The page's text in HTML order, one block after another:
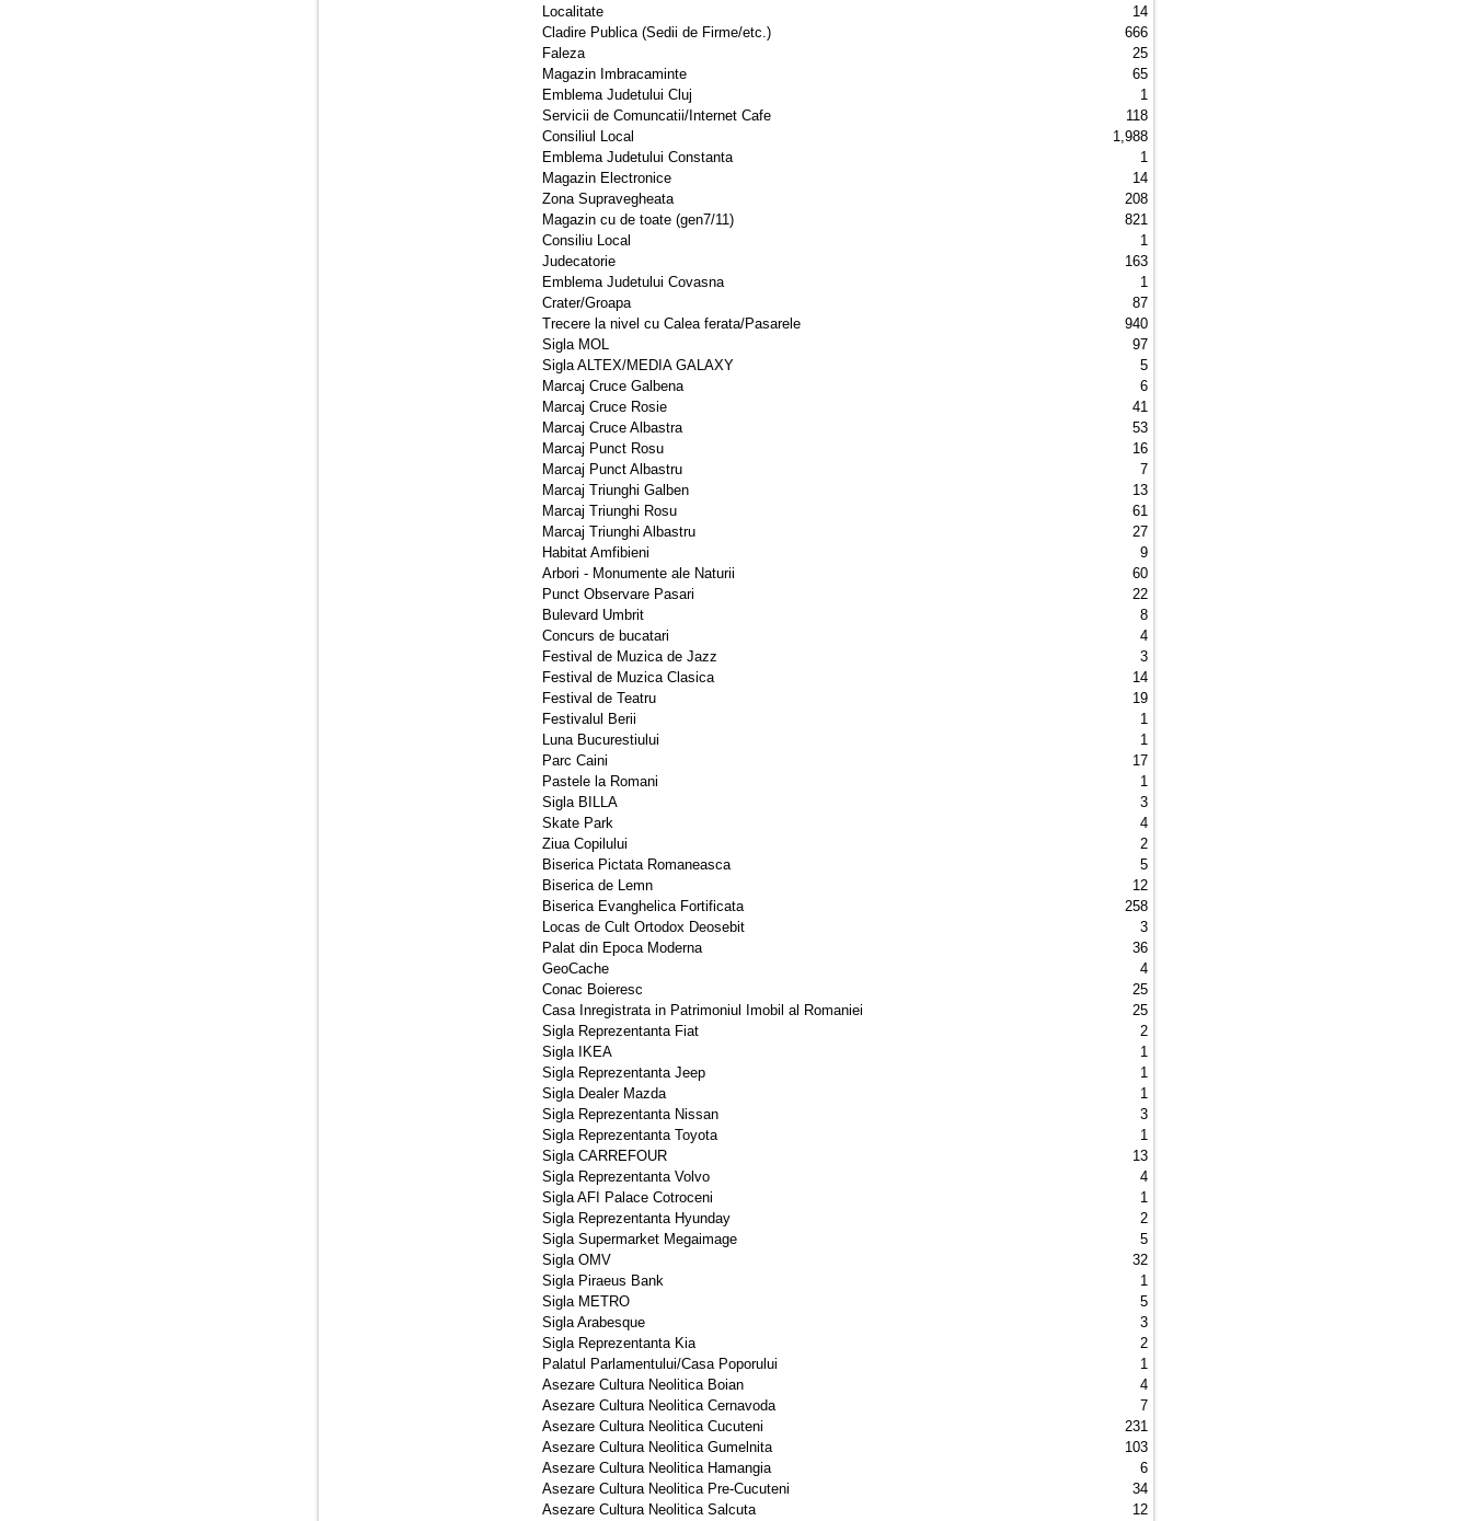
Localitate
14
Cladire Publica (Sedii de Firme/etc.)
666
Faleza
25
Magazin Imbracaminte
65
Emblema Judetului Cluj
1
Servicii de Comuncatii/Internet Cafe
118
Consiliul Local
1,988
Emblema Judetului Constanta
1
Magazin Electronice
14
Zona Supravegheata
208
Magazin cu de toate (gen7/11)
821
Consiliu Local
1
Judecatorie
163
Emblema Judetului Covasna
1
Crater/Groapa
87
Trecere la nivel cu Calea ferata/Pasarele
940
Sigla MOL
97
Sigla ALTEX/MEDIA GALAXY
5
Marcaj Cruce Galbena
6
Marcaj Cruce Rosie
41
Marcaj Cruce Albastra
53
Marcaj Punct Rosu
16
Marcaj Punct Albastru
7
Marcaj Triunghi Galben
13
Marcaj Triunghi Rosu
61
Marcaj Triunghi Albastru
27
Habitat Amfibieni
9
Arbori - Monumente ale Naturii
60
Punct Observare Pasari
22
Bulevard Umbrit
8
Concurs de bucatari
4
Festival de Muzica de Jazz
3
Festival de Muzica Clasica
14
Festival de Teatru
19
Festivalul Berii
1
Luna Bucurestiului
1
Parc Caini
17
Pastele la Romani
1
Sigla BILLA
3
Skate Park
4
Ziua Copilului
2
Biserica Pictata Romaneasca
5
Biserica de Lemn
12
Biserica Evanghelica Fortificata
258
Locas de Cult Ortodox Deosebit
3
Palat din Epoca Moderna
36
GeoCache
4
Conac Boieresc
25
Casa Inregistrata in Patrimoniul Imobil al Romaniei
25
Sigla Reprezentanta Fiat
2
Sigla IKEA
1
Sigla Reprezentanta Jeep
1
Sigla Dealer Mazda
1
Sigla Reprezentanta Nissan
3
Sigla Reprezentanta Toyota
1
Sigla CARREFOUR
13
Sigla Reprezentanta Volvo
4
Sigla AFI Palace Cotroceni
1
Sigla Reprezentanta Hyunday
2
Sigla Supermarket Megaimage
5
Sigla OMV
32
Sigla Piraeus Bank
1
Sigla METRO
5
Sigla Arabesque
3
Sigla Reprezentanta Kia
2
Palatul Parlamentului/Casa Poporului
1
Asezare Cultura Neolitica Boian
4
Asezare Cultura Neolitica Cernavoda
7
Asezare Cultura Neolitica Cucuteni
231
Asezare Cultura Neolitica Gumelnita
103
Asezare Cultura Neolitica Hamangia
6
Asezare Cultura Neolitica Pre-Cucuteni
34
Asezare Cultura Neolitica Salcuta
12